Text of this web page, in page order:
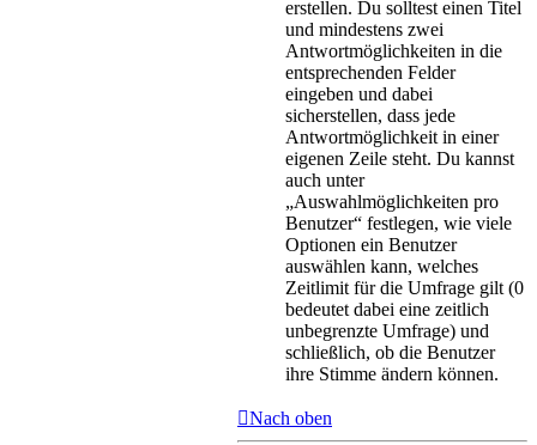
erstellen. Du solltest einen Titel
und mindestens zwei
Antwortmöglichkeiten in die
entsprechenden Felder
eingeben und dabei
sicherstellen, dass jede
Antwortmöglichkeit in einer
eigenen Zeile steht. Du kannst
auch unter
„Auswahlmöglichkeiten pro
Benutzer“ festlegen, wie viele
Optionen ein Benutzer
auswählen kann, welches
Zeitlimit für die Umfrage gilt (0
bedeutet dabei eine zeitlich
unbegrenzte Umfrage) und
schließlich, ob die Benutzer
ihre Stimme ändern können.
Nach oben